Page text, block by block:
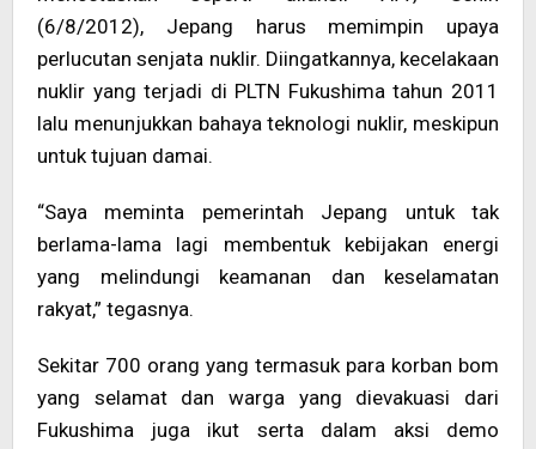
(6/8/2012), Jepang harus memimpin upaya
perlucutan senjata nuklir. Diingatkannya, kecelakaan
nuklir yang terjadi di PLTN Fukushima tahun 2011
lalu menunjukkan bahaya teknologi nuklir, meskipun
untuk tujuan damai.
“Saya meminta pemerintah Jepang untuk tak
berlama-lama lagi membentuk kebijakan energi
yang melindungi keamanan dan keselamatan
rakyat,” tegasnya.
Sekitar 700 orang yang termasuk para korban bom
yang selamat dan warga yang dievakuasi dari
Fukushima juga ikut serta dalam aksi demo